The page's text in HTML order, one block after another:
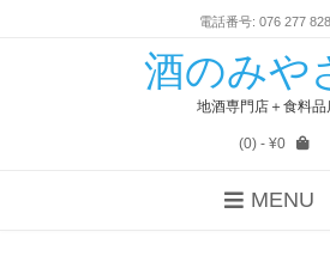
電話番号: 076 277
酒のみや
地酒専門店＋食料品
(0)- ¥0
MENU